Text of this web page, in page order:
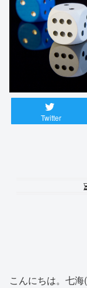
Twitter
こんにちは。七海